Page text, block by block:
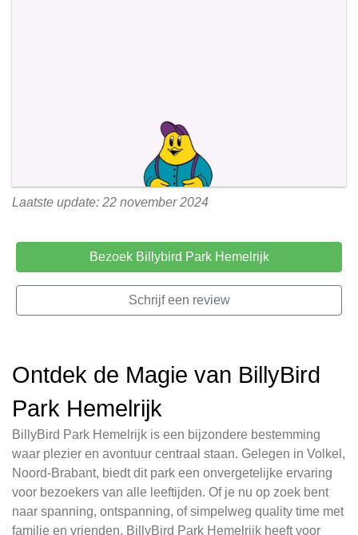
Laatste update: 22 november 2024
Bezoek Billybird Park Hemelrijk
Schrijf een review
Ontdek de Magie van BillyBird
Park Hemelrijk
BillyBird Park Hemelrijk is een bijzondere bestemming
waar plezier en avontuur centraal staan. Gelegen in Volkel,
Noord-Brabant, biedt dit park een onvergetelijke ervaring
voor bezoekers van alle leeftijden. Of je nu op zoek bent
naar spanning, ontspanning, of simpelweg quality time met
familie en vrienden, BillyBird Park Hemelrijk heeft voor